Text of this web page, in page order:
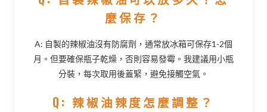
麼保存？
A: 自製的辣椒油沒有防腐劑，通常放冰箱可保存1-2個
月。但要確保瓶子乾燥，否則容易發霉。我建議用小瓶
分裝，每次取用後蓋緊，避免接觸空氣。
Q: 辣椒油辣度怎麼調整？